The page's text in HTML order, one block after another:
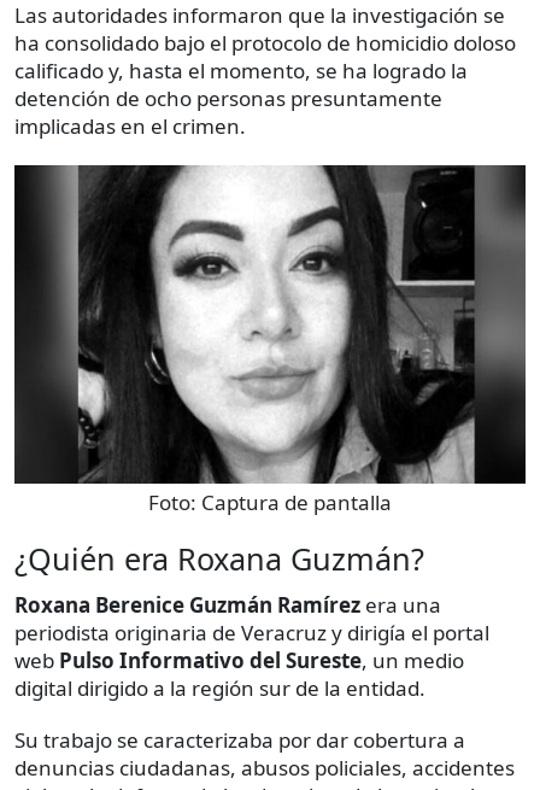
Las autoridades informaron que la investigación se
ha consolidado bajo el protocolo de homicidio doloso
calificado y, hasta el momento, se ha logrado la
detención de ocho personas presuntamente
implicadas en el crimen.
Foto: Captura de pantalla
¿Quién era Roxana Guzmán?
Roxana Berenice Guzmán Ramírez era una
periodista originaria de Veracruz y dirigía el portal
web Pulso Informativo del Sureste, un medio
digital dirigido a la región sur de la entidad.
Su trabajo se caracterizaba por dar cobertura a
denuncias ciudadanas, abusos policiales, accidentes